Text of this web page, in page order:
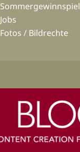
Sommergewinnspiel
Jobs
Fotos / Bildrechte